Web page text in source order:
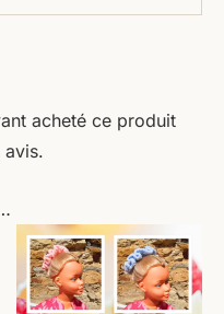
acheté ce produit
avis.
Ce
a